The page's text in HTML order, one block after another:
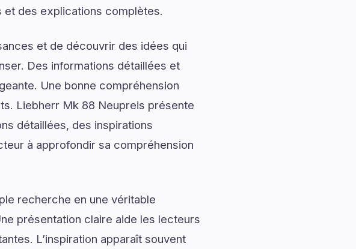
des explications complètes.
et de découvrir des idées qui
Des informations détaillées et
Une bonne compréhension
Liebherr Mk 88 Neupreis présente
détaillées, des inspirations
à approfondir sa compréhension
recherche en une véritable
présentation claire aide les lecteurs
L’inspiration apparaît souvent